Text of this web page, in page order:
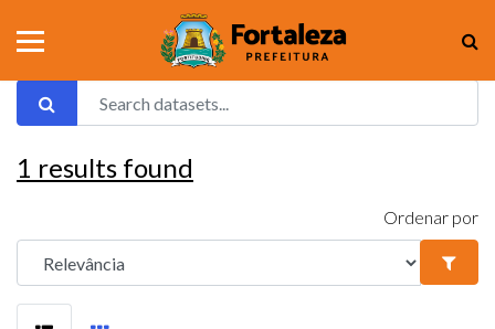
1 results found
Ordenar por